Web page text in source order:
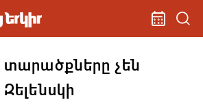
տարածքները չեն